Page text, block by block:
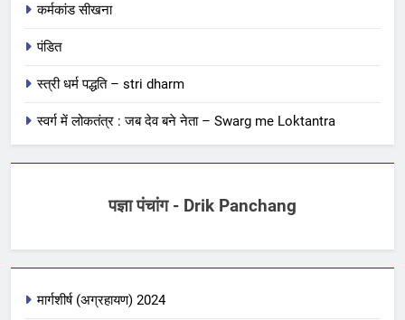
कर्मकांड सीखना
पंडित
स्त्री धर्म पद्धति – stri dharm
स्वर्ग में लोकतंत्र : जब देव बने नेता – Swarg me Loktantra
पज्ञा पंचांग - Drik Panchang
मार्गशीर्ष (अग्रहायण) 2024